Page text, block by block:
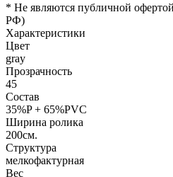
* Не являются публичной
РФ)
Характеристики
Цвет
gray
Прозрачность
45
Состав
35%P + 65%PVC
Ширина ролика
200см.
Структура
мелкофактурная
Вес